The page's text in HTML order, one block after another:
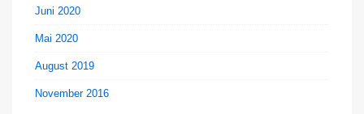
Juni 2020
Mai 2020
August 2019
November 2016